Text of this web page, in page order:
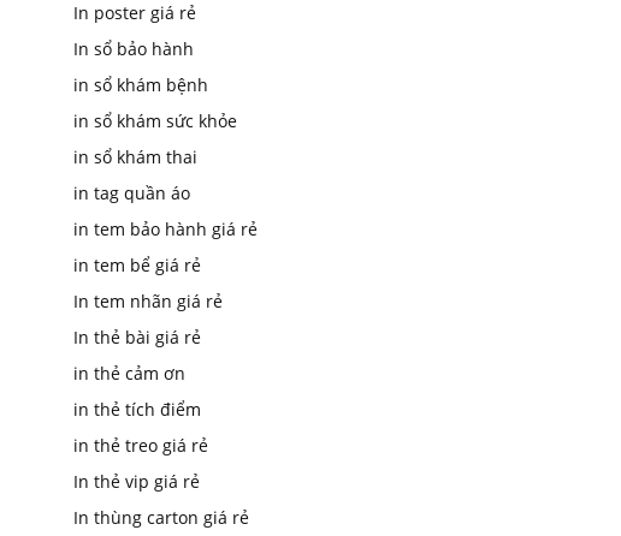
In poster giá rẻ
In sổ bảo hành
in sổ khám bệnh
in sổ khám sức khỏe
in sổ khám thai
in tag quần áo
in tem bảo hành giá rẻ
in tem bể giá rẻ
In tem nhãn giá rẻ
In thẻ bài giá rẻ
in thẻ cảm ơn
in thẻ tích điểm
in thẻ treo giá rẻ
In thẻ vip giá rẻ
In thùng carton giá rẻ